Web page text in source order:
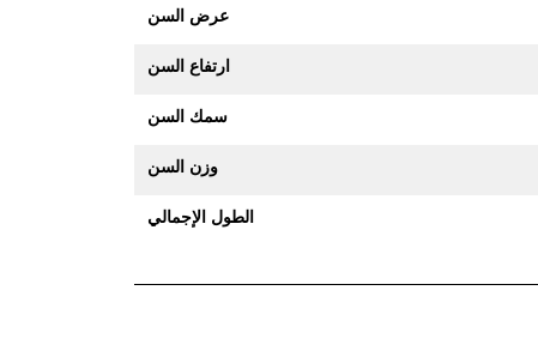
عرض السن
ارتفاع السن
سمك السن
وزن السن
الطول الإجمالي